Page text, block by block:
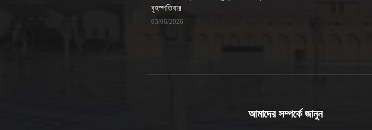
বৃহস্পতিবার
03/06/2026
আমাদের সম্পর্কে জানুন